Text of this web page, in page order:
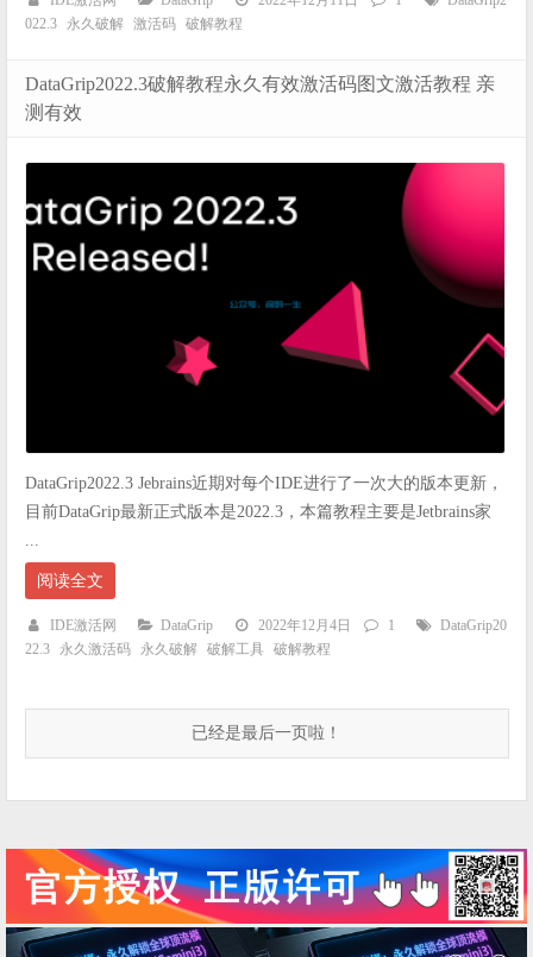
022.3
永久破解 激活码 破解教程
DataGrip2022.3破解教程永久有效激活码图文激活教程 亲
测有效
DataGrip2022.3 Jebrains近期对每个IDE进行了一次大的版本更新，
目前DataGrip最新正式版本是2022.3，本篇教程主要是Jetbrains家
阅读全文
IDE激活网 DataGrip 2022年12月4日 1
DataGrip20
22.3
永久激活码 永久破解 破解工具 破解教程
已经是最后一页啦！